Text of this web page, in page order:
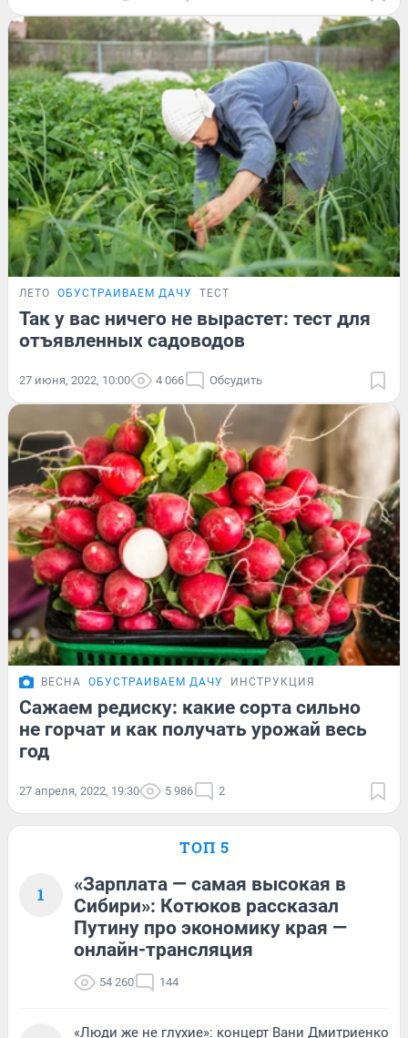
ЛЕТО ОБУСТРАИВАЕМ ДАЧУ ТЕСТ
Так у вас ничего не вырастет: тест для
отъявленных садоводов
27 июня, 2022, 10:00 4 066 Обсудить
ВЕСНА ОБУСТРАИВАЕМ ДАЧУ ИНСТРУКЦИЯ
Сажаем редиску: какие сорта сильно
не горчат и как получать урожай весь
год
27 апреля, 2022, 19:30 5 986 2
ТОП 5
1
«Зарплата — самая высокая в
Сибири»: Котюков рассказал
Путину про экономику края —
онлайн-трансляция
54 260 144
«Люди же не глухие»: концерт Вани Дмитриенко